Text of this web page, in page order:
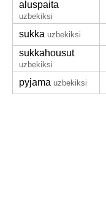
aluspaita
uzbekiksi
sukka uzbekiksi
sukkahousut
uzbekiksi
pyjama uzbekiksi